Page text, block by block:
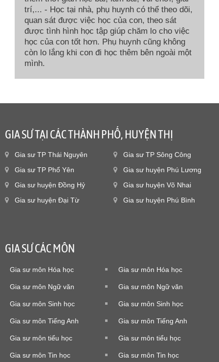
trí,... - Học tại nhà, phụ huynh có thể theo dõi,
quan sát được việc học của con, theo sát
được tình hình học tập giúp chăm lo cho việc
học của con tốt hơn. Phụ huynh cũng không
còn lo lắng khi con đi học thêm bên ngoài một
mình.
GIA SƯ TẠI CÁC THÀNH PHỐ, HUYỆN THỊ
Gia sư TP Thái Nguyên
Gia sư TP Sông Công
Gia sư TP Phổ Yên
Gia sư huyện Phú Lương
Gia sư huyện Đồng Hỷ
Gia sư huyện Võ Nhai
Gia sư huyện Đại Từ
Gia sư huyện Phú Bình
GIA SƯ CÁC MÔN
Gia sư môn Hóa học Gia sư môn Hóa học
Gia sư môn Ngữ văn Gia sư môn Ngữ văn
Gia sư môn Sinh học Gia sư môn Sinh học
Gia sư môn Tiếng Anh Gia sư môn Tiếng Anh
Gia sư môn tiểu học Gia sư môn tiểu học
Gia sư môn Tin học Gia sư môn Tin học